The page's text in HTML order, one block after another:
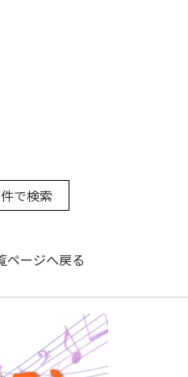
ページへ戻る